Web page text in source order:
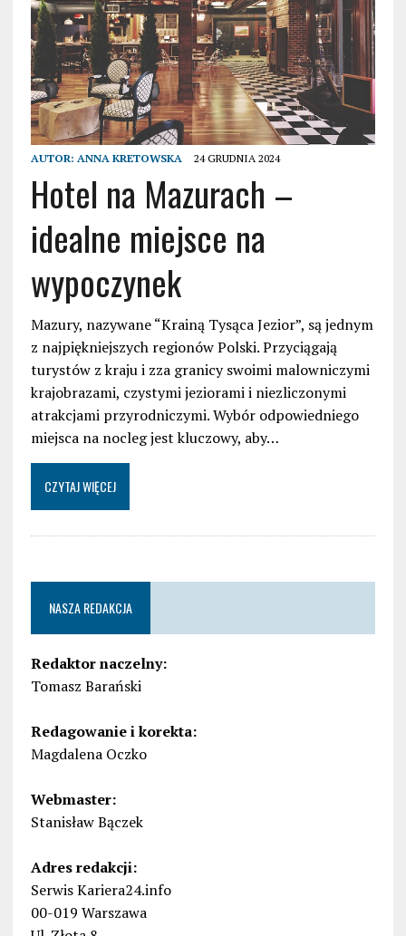
AUTOR: ANNA KRETOWSKA 24 GRUDNIA 2024
Hotel na Mazurach –
idealne miejsce na
wypoczynek
Mazury, nazywane “Krainą Tysąca Jezior”, są jednym
z najpiękniejszych regionów Polski. Przyciągają
turystów z kraju i zza granicy swoimi malowniczymi
krajobrazami, czystymi jeziorami i niezliczonymi
atrakcjami przyrodniczymi. Wybór odpowiedniego
miejsca na nocleg jest kluczowy, aby…
CZYTAJ WIĘCEJ
NASZA REDAKCJA
Redaktor naczelny:
Tomasz Barański
Redagowanie i korekta:
Magdalena Oczko
Webmaster:
Stanisław Bączek
Adres redakcji:
Serwis Kariera24.info
00-019 Warszawa